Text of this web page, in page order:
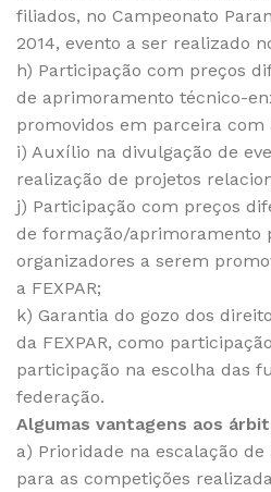
filiados, no Campeonato
2014, evento a ser realizado
h) Participação com preços
de aprimoramento técnico-
promovidos em parceira com
i) Auxílio na divulgação de
realização de projetos
j) Participação com preços
de formação/aprimoramento
organizadores a serem
a FEXPAR;
k) Garantia do gozo dos
da FEXPAR, como
participação na escolha das
federação.
Algumas vantagens aos
a) Prioridade na escalação
para as competições